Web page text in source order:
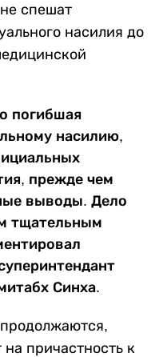
спешат
насилия до
погибшая
насилию,
прежде чем
выводы. Дело
тщательным
Синха.
причастность к